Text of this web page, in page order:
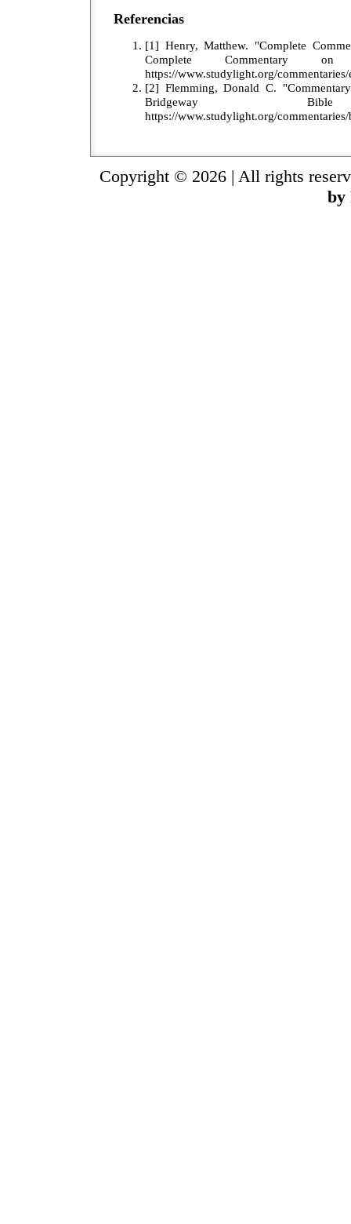
Referencias
[1] Henry, Matthew. "Complete
Complete Commentary
https://www.studylight.org/
[2] Flemming, Donald C.
Bridgeway Bible
https://www.studylight.org/
Copyright © 2026 | All rights
by